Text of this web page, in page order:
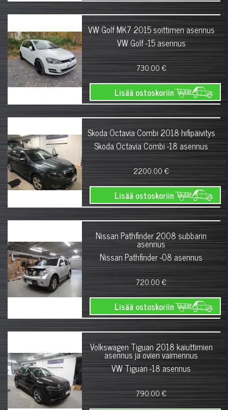
VW Golf MK7 2015 soittimen asennus
VW Golf -15 asennus
730.00 €
Lisää ostoskoriin
Skoda Octavia Combi 2018 hifipäivitys
Skoda Octavia Combi -18 asennus
2200.00 €
Lisää ostoskoriin
Nissan Pathfinder 2008 subbarin
asennus
Nissan Pathfinder -08 asennus
720.00 €
Lisää ostoskoriin
Volkswagen Tiguan 2018 kaiuttimien
asennus ja ovien vaimennus
VW Tiguan -18 asennus
790.00 €